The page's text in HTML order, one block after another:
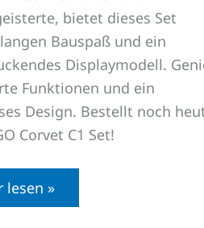
bietet dieses Set
Bauspaß und ein
Displaymodell.
Funktionen und ein
Design. Bestellt noch
Corvet C1 Set!
lesen »